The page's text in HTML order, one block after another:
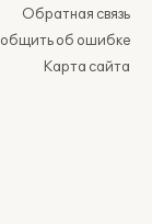
Обратная связь
об ошибке
Карта сайта